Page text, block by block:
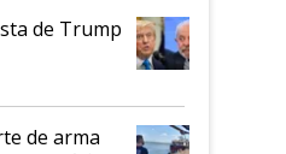
de Trump
de arma